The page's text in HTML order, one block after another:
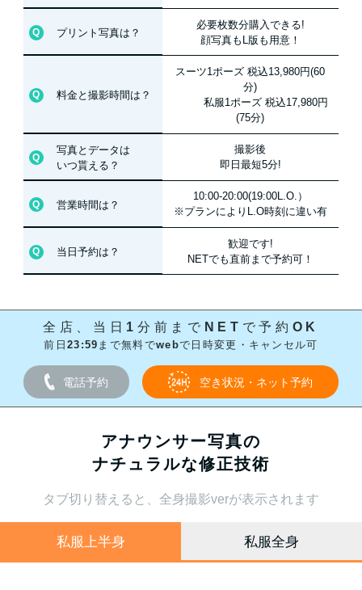
プリント写真は？
必要枚数分購入できる!
顔写真もL版も用意！
料金と撮影時間は？
スーツ1ポーズ 税込13,980円(60
分)
私服1ポーズ 税込17,980円
(75分)
写真とデータは
いつ貰える？
撮影後
即日最短5分!
営業時間は？
10:00-20:00(19:00L.O.）
※プランによりL.O時刻に違い有
当日予約は？
歓迎です!
NETでも直前まで予約可！
全店、当日1分前までNETで予約OK
前日23:59まで無料でwebで日時変更・キャンセル可
電話予約 空き状況・ネット予約
アナウンサー写真の
ナチュラルな修正技術
タブ切り替えると、全身撮影verが表示されます
私服上半身 私服全身